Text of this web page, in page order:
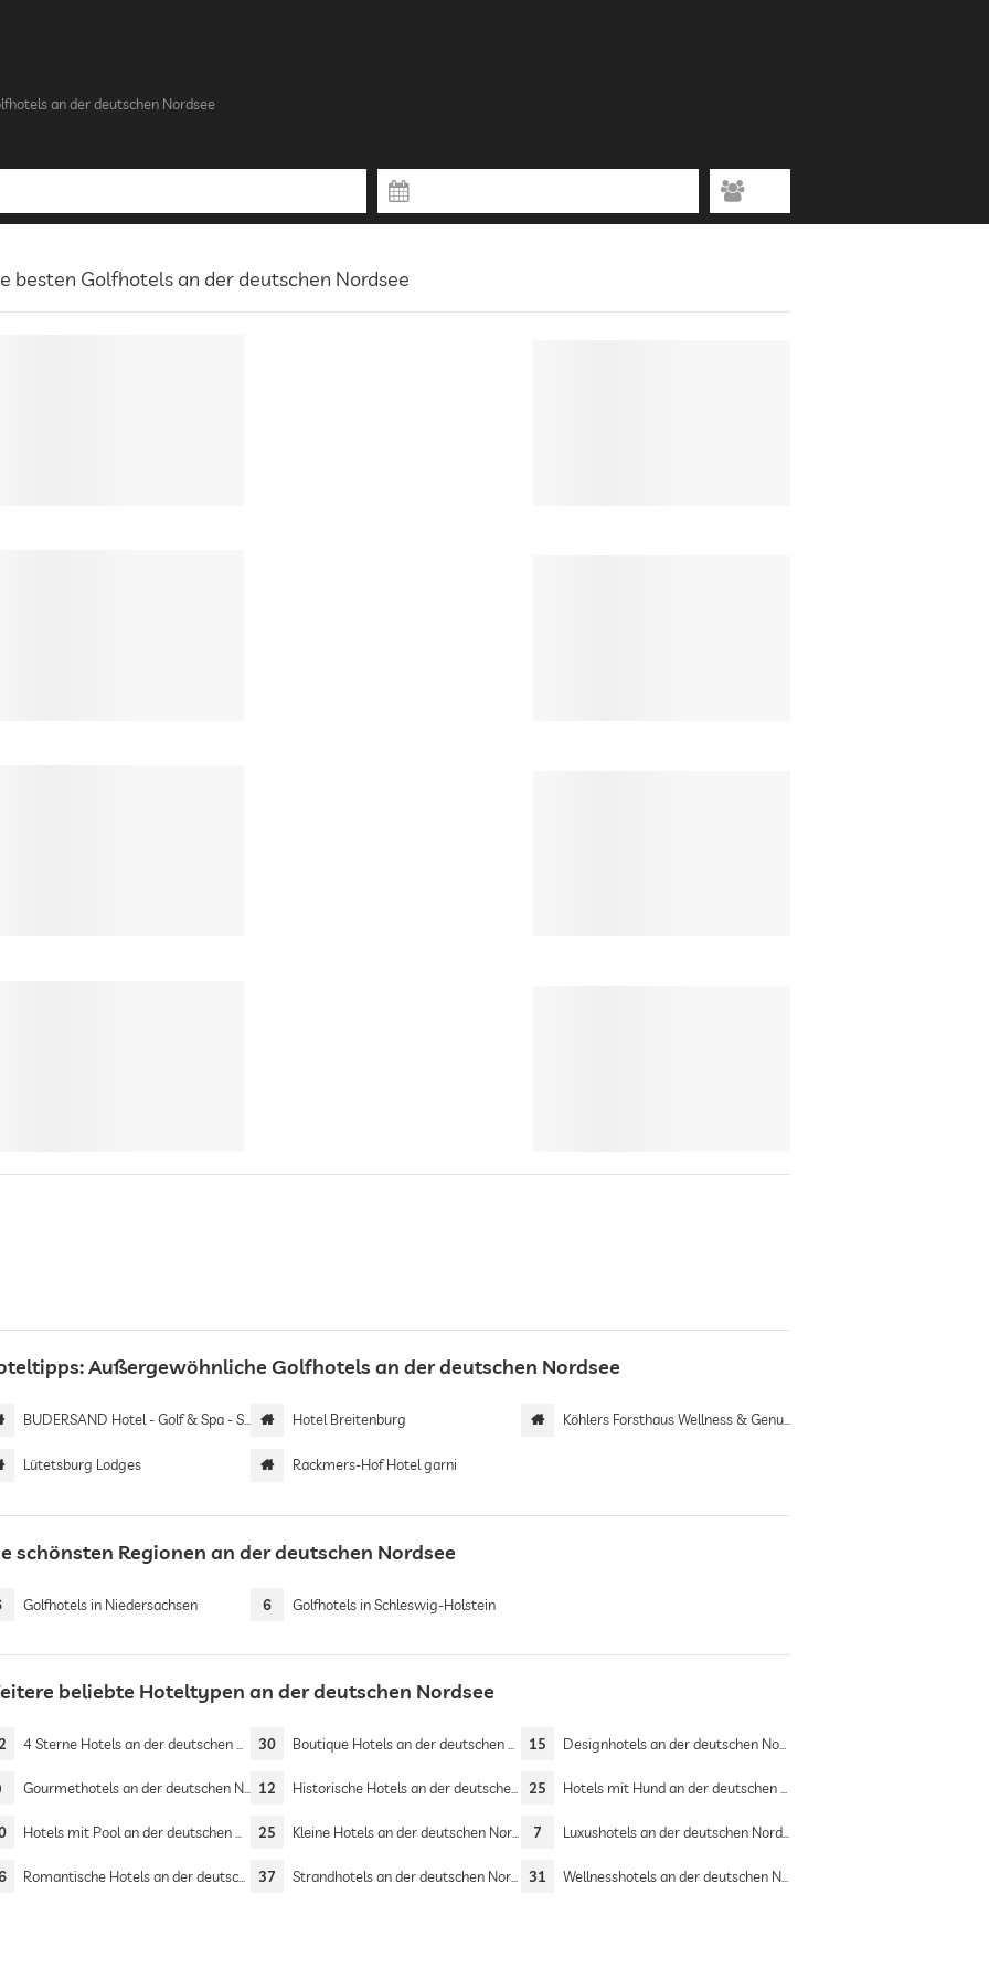
an der deutschen Nordsee
besten Golfhotels an der deutschen Nordsee
Außergewöhnliche Golfhotels an der deutschen Nordsee
BUDERSAND Hotel - Golf & Spa - Sylt Hotel Breitenburg Köhlers Forsthaus Wellness & Genuss Hotel
Lütetsburg Lodges Rackmers-Hof Hotel garni
schönsten Regionen an der deutschen Nordsee
Golfhotels in Niedersachsen 6 Golfhotels in Schleswig-Holstein
beliebte Hoteltypen an der deutschen Nordsee
4 Sterne Hotels an der deutschen Nordsee 30 Boutique Hotels an der deutschen Nordsee 15 Designhotels an der deutschen Nordsee
Gourmethotels an der deutschen Nordsee 12 Historische Hotels an der deutschen Nordsee 25 Hotels mit Hund an der deutschen Nordsee
Hotels mit Pool an der deutschen Nordsee 25 Kleine Hotels an der deutschen Nordsee 7 Luxushotels an der deutschen Nordsee
Romantische Hotels an der deutschen Nordsee 37 Strandhotels an der deutschen Nordsee 31 Wellnesshotels an der deutschen Nordsee